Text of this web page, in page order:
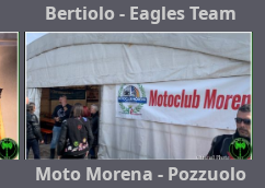
Bertiolo - Eagles Team
Moto Morena - Pozzuolo